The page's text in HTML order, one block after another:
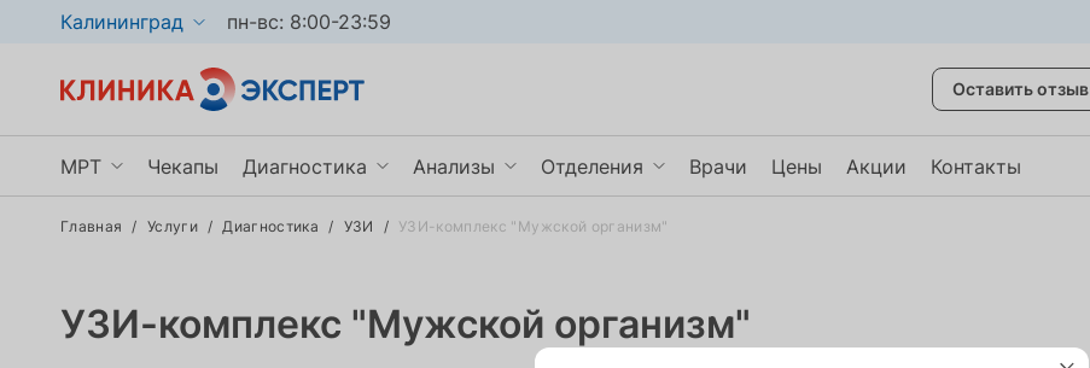
Калининград пн-вс: 8:00-23:59
Оставить отзыв
МРТ
МРТ суставов
Чекапы Диагностика
УЗИ
Анализы
Общеклинические исследования
Отделения
Физиотерапия
Врачи Цены Акции Контакты
Главная / Услуги / Диагностика / УЗИ / УЗИ-комплекс "Мужской организм"
УЗИ-комплекс "Мужской организм"